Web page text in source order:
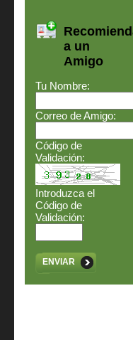
a un
Amigo
Tu Nombre:
Correo de Amigo:
Código de
Validación:
Introduzca el
Código de
Validación:
ENVIAR